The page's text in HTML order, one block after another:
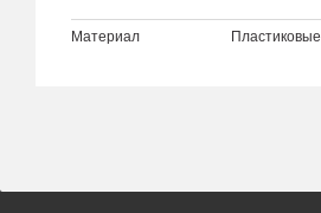
Материал Пластиковые